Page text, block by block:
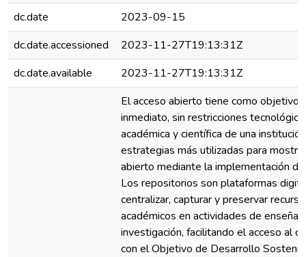
dc.date
2023-09-15
dc.date.accessioned
2023-11-27T19:13:31Z
dc.date.available
2023-11-27T19:13:31Z
El acceso abierto tiene como objetivo
inmediato, sin restricciones
académica y científica de una
estrategias más utilizadas para
abierto mediante la implementación
Los repositorios son plataformas
centralizar, capturar y preservar
académicos en actividades de
investigación, facilitando el acceso al
con el Objetivo de Desarrollo